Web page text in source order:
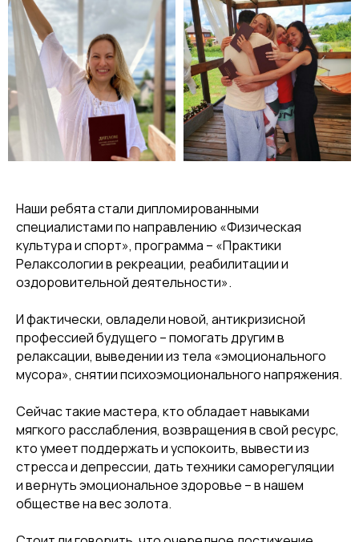
Наши ребята стали дипломированными
специалистами по направлению «Физическая
культура и спорт», программа – «Практики
Релаксологии в рекреации, реабилитации и
оздоровительной деятельности».
И фактически, овладели новой, антикризисной
профессией будущего – помогать другим в
релаксации, выведении из тела «эмоционального
мусора», снятии психоэмоционального напряжения.
Сейчас такие мастера, кто обладает навыками
мягкого расслабления, возвращения в свой ресурс,
кто умеет поддержать и успокоить, вывести из
стресса и депрессии, дать техники саморегуляции
и вернуть эмоциональное здоровье – в нашем
обществе на вес золота.